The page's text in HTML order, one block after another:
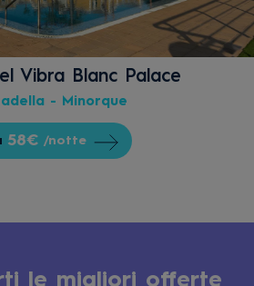
Vibra Blanc Palace
- Minorque
58€ /notte
le migliori offerte